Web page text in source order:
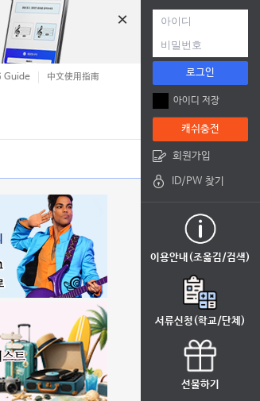
×
Guide 中文使用指南 로그인
아이디 저장
캐쉬충전
회원가입
ID/PW 찾기
이용안내(조옮김/검색)
서류신청(학교/단체)
선물하기